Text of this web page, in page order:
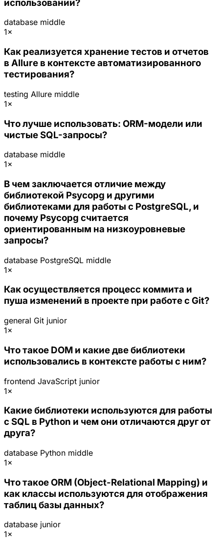
использовании?
database middle
1×
Как реализуется хранение тестов и отчетов
в Allure в контексте автоматизированного
тестирования?
testing Allure middle
1×
Что лучше использовать: ORM-модели или
чистые SQL-запросы?
database middle
1×
В чем заключается отличие между
библиотекой Psycopg и другими
библиотеками для работы с PostgreSQL, и
почему Psycopg считается
ориентированным на низкоуровневые
запросы?
database PostgreSQL middle
1×
Как осуществляется процесс коммита и
пуша изменений в проекте при работе с Git?
general Git junior
1×
Что такое DOM и какие две библиотеки
использовались в контексте работы с ним?
frontend JavaScript junior
1×
Какие библиотеки используются для работы
с SQL в Python и чем они отличаются друг от
друга?
database Python middle
1×
Что такое ORM (Object-Relational Mapping) и
как классы используются для отображения
таблиц базы данных?
database junior
1×